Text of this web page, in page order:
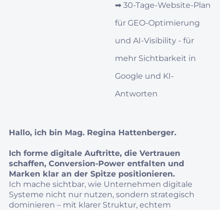
➡︎ 30‑Tage‑Website-Plan
für GEO‑Optimierung
und AI‑Visibility - für
mehr Sichtbarkeit in
Google und KI-
Antworten
Hallo, ich bin Mag. Regina Hattenberger.
Ich forme digitale Auftritte, die Vertrauen
schaffen, Conversion‑Power entfalten und
Marken klar an der Spitze positionieren.
Ich mache sichtbar, wie Unternehmen digitale
Systeme nicht nur nutzen, sondern strategisch
dominieren – mit klarer Struktur, echtem